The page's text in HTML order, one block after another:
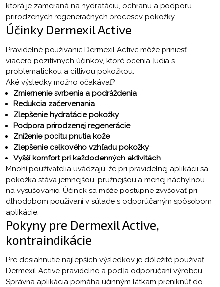
ktorá je zameraná na hydratáciu, ochranu a podporu
prirodzených regeneračných procesov pokožky.
Účinky Dermexil Active
Pravidelné používanie Dermexil Active môže priniesť
viacero pozitívnych účinkov, ktoré ocenia ľudia s
problematickou a citlivou pokožkou.
Aké výsledky možno očakávať?
Zmiernenie svrbenia a podráždenia
Redukcia začervenania
Zlepšenie hydratácie pokožky
Podpora prirodzenej regenerácie
Zníženie pocitu pnutia kože
Zlepšenie celkového vzhľadu pokožky
Vyšší komfort pri každodenných aktivitách
Mnohí používatelia uvádzajú, že pri pravidelnej aplikácii sa
pokožka stáva jemnejšou, pružnejšou a menej náchylnou
na vysušovanie. Účinok sa môže postupne zvyšovať pri
dlhodobom používaní v súlade s odporúčaným spôsobom
aplikácie.
Pokyny pre Dermexil Active,
kontraindikácie
Pre dosiahnutie najlepších výsledkov je dôležité používať
Dermexil Active pravidelne a podľa odporúčaní výrobcu.
Správna aplikácia pomáha účinným látkam preniknúť do